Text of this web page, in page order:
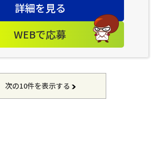
詳細を見る
WEBで応募
次の10件を表示する